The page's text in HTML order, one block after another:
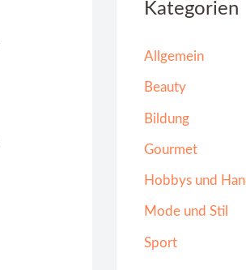
Kategorien
Allgemein
Beauty
Bildung
Gourmet
Hobbys und
Mode und Stil
Sport